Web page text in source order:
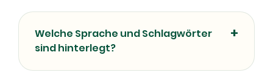
Welche Sprache und Schlagwörter
sind hinterlegt?